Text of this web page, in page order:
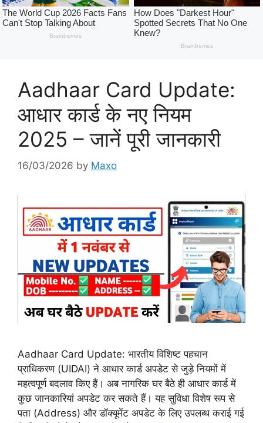
Aadhaar Card Update:
आधार कार्ड के नए नियम
2025 – जानें पूरी जानकारी
16/03/2026 by Maxo
Aadhaar Card Update: भारतीय विशिष्ट पहचान
प्राधिकरण (UIDAI) ने आधार कार्ड अपडेट से जुड़े नियमों में
महत्वपूर्ण बदलाव किए हैं। अब नागरिक घर बैठे ही आधार कार्ड में
कुछ जानकारियां अपडेट कर सकते हैं। यह सुविधा विशेष रूप से
पता (Address) और डॉक्यूमेंट अपडेट के लिए उपलब्ध कराई गई